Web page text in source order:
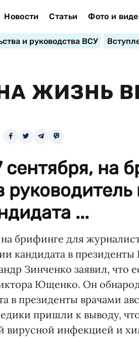
Новости Статьи Фото и
и руководства ВСУ
ЖИЗНЬ
сентября, на
...
на брифинге для
кандидата в
Зинченко заявил, что
Ющенко. Он
в президенты врачами
пришли к выводу,
вирусной инфекцией и